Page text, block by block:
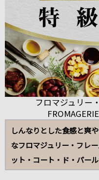
フロマジュリー
しんなりとした食感と爽
なフロマジュリー・フレ
ット・コート・ド・パー